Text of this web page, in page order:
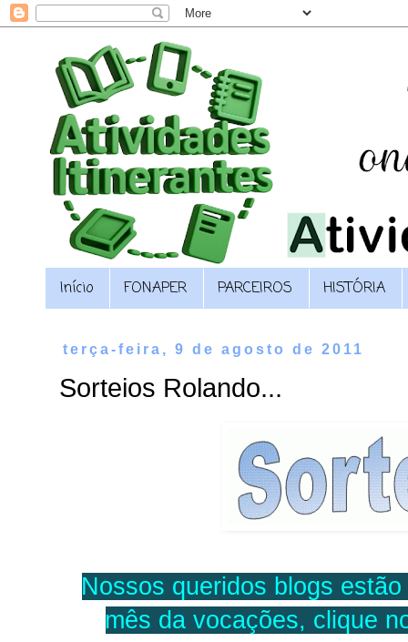
Início FONAPER PARCEIROS HISTÓRIA
terça-feira, 9 de agosto de 2011
Sorteios Rolando...
Nossos queridos blogs
mês da vocações, clique